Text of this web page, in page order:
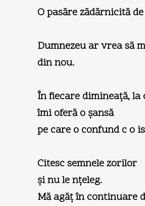
O pasăre zădărnicită
Dumnezeu ar vrea să
din nou.
În fiecare dimineaţă, la
îmi oferă o şansă
pe care o confund c o
Citesc semnele zorilor
şi nu le nţeleg.
Mă agăţ în continuare